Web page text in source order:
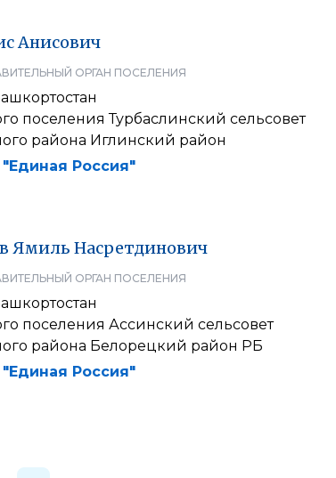
Анисович
ОРГАН ПОСЕЛЕНИЯ
поселения Турбаслинский сельсовет
района Иглинский район
Россия"
Ямиль Насретдинович
ОРГАН ПОСЕЛЕНИЯ
поселения Ассинский сельсовет
района Белорецкий район РБ
Россия"